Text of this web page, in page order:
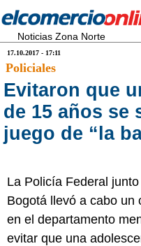
Noticias Zona Norte
17.10.2017 - 17:11
Policiales
Evitaron que
de 15 años se
juego de “la
La Policía Federal
Bogotá llevó a cabo un
en el departamento
evitar que una